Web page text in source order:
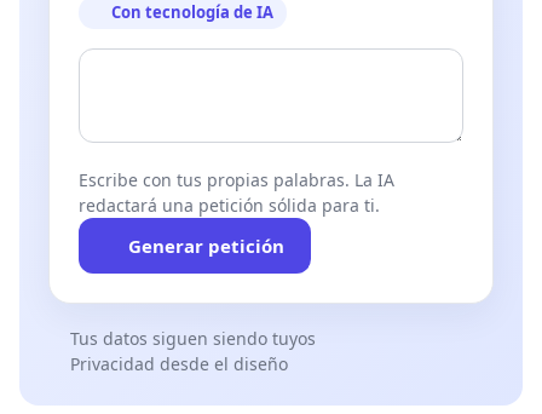
Con tecnología de IA
Escribe con tus propias palabras. La IA
redactará una petición sólida para ti.
Generar petición
Tus datos siguen siendo tuyos
Privacidad desde el diseño